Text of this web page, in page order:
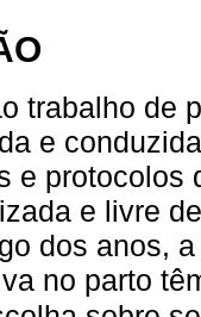
trabalho de
e
e protocolos
e livre
dos anos,
no parto